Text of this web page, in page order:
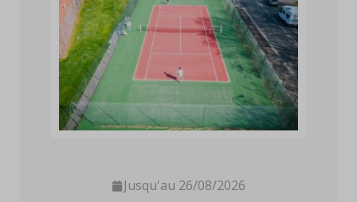
Jusqu'au 26/08/2026